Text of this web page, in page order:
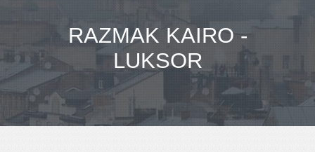
RAZMAK KAIRO -
LUKSOR